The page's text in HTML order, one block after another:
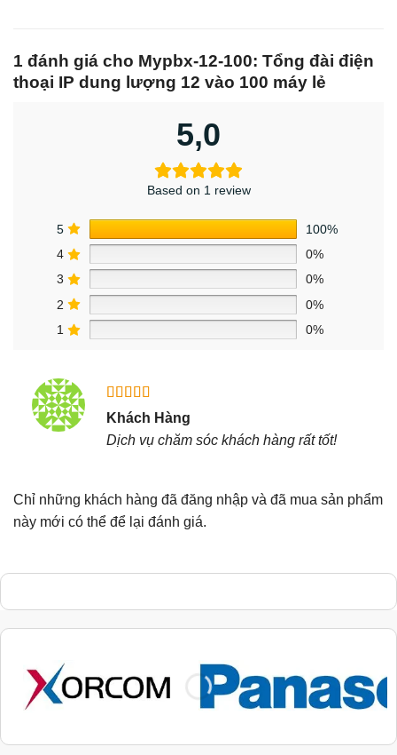
1 đánh giá cho Mypbx-12-100: Tổng đài điện
thoại IP dung lượng 12 vào 100 máy lẻ
5,0
Based on 1 review
5
100%
4
0%
3
0%
2
0%
1
0%
Được xếp
hạng55
sao
Khách Hàng
Dịch vụ chăm sóc khách hàng rất tốt!
Chỉ những khách hàng đã đăng nhập và đã mua sản phẩm
này mới có thể để lại đánh giá.